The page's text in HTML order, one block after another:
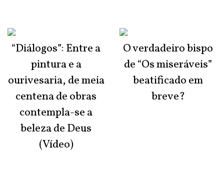
“Diálogos”: Entre a
pintura e a
ourivesaria, de meia
centena de obras
contempla-se a
beleza de Deus
(Vídeo)
O verdadeiro bispo
de “Os miseráveis”
beatificado em
breve?